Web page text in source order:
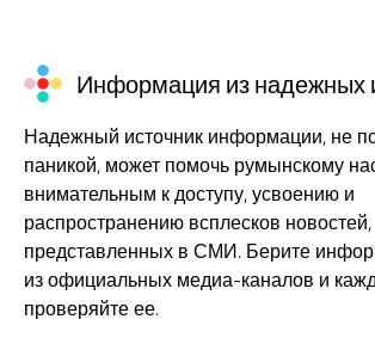
Информация из надежных
Надежный источник информации, не
паникой, может помочь румынскому
внимательным к доступу, усвоению и
распространению всплесков новостей,
представленных в СМИ. Берите
из официальных медиа-каналов и
проверяйте ее.